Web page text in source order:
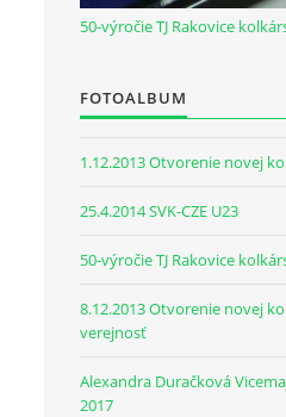
50-výročie TJ Rakovice
FOTOALBUM
1.12.2013 Otvorenie novej
25.4.2014 SVK-CZE U23
50-výročie TJ Rakovice
8.12.2013 Otvorenie novej
verejnosť
Alexandra Duračková
2017